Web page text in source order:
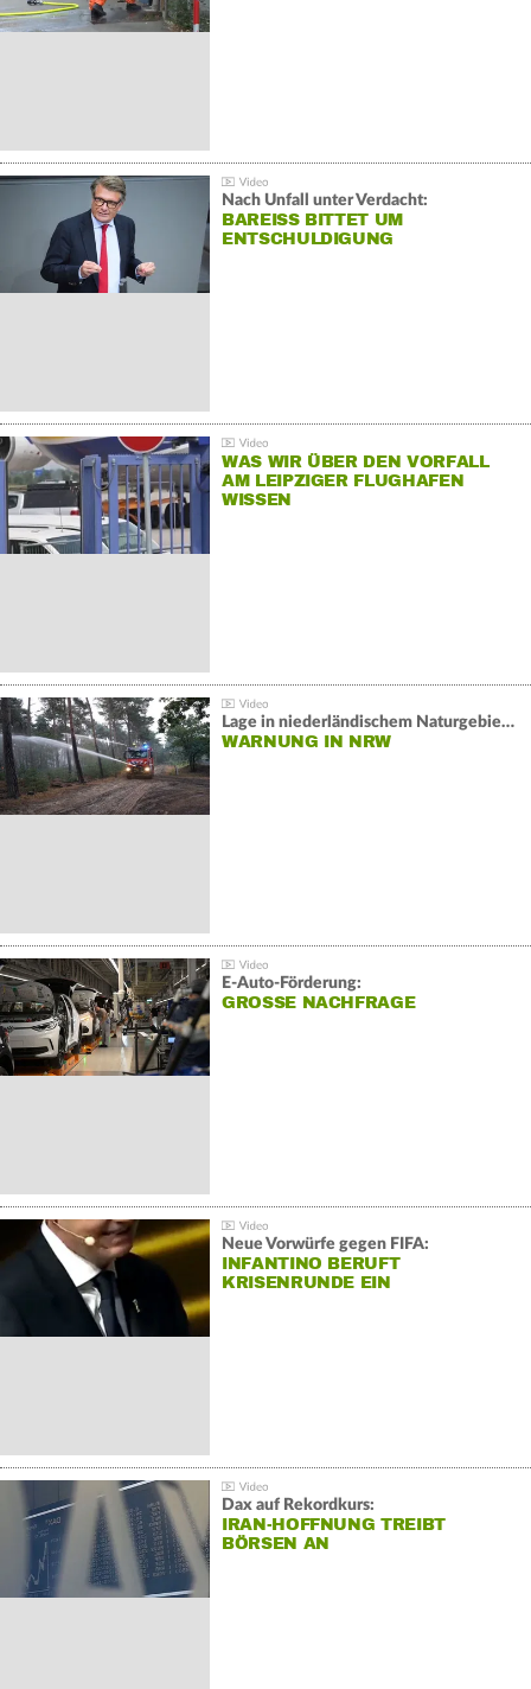
Nach Unfall unter Verdacht:
BAREISS BITTET UM E
NTSCHULDIGUNG
WAS WIR ÜBER DEN VORFALL
AM LEIPZIGER FLUGHAFEN
WISSEN
Lage in niederländischem Naturgebiet stabil
WARNUNG IN NRW
E-Auto-Förderung:
GROSSE NACHFRAGE
Neue Vorwürfe gegen FIFA:
INFANTINO BERUFT
KRISENRUNDE EIN
Dax auf Rekordkurs:
IRAN-HOFFNUNG TREIBT
BÖRSEN AN